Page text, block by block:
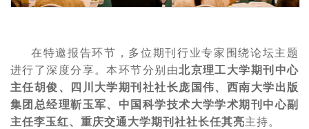
在特邀报告环节，多位期刊行业专家围绕论坛主题
进行了深度分享。本环节分别由北京理工大学期刊中心
主任胡俊、四川大学期刊社社长庞国伟、西南大学出版
集团总经理靳玉军、中国科学技术大学学术期刊中心副
主任李玉红、重庆交通大学期刊社社长任其亮主持。